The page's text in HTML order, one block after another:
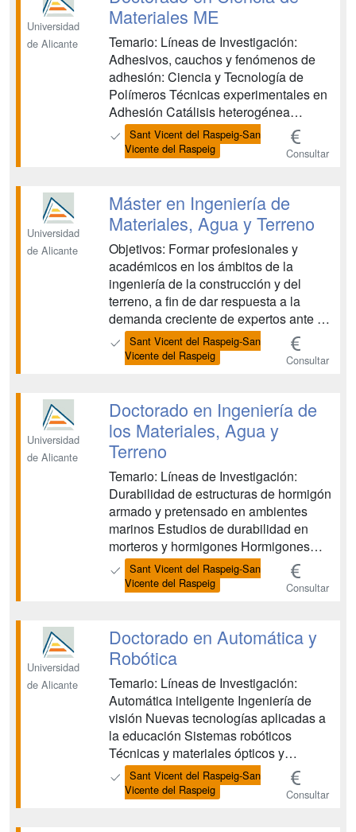
materiales engloba no solame...
Universidad
de Alicante
Materiales ME
Temario: Líneas de Investigación:
Adhesivos, cauchos y fenómenos de
adhesión: Ciencia y Tecnología de
Polímeros Técnicas experimentales en
Adhesión Catálisis heterogénea
Desarrollo de nuevas técnicas
analíticas basadas en nanopartículas
Descontaminación ambiental
Electroquímica de óxidos y
Fotoelectrónica ...
Sant Vicent del Raspeig-San
Vicente del Raspeig
Consultar
Universidad
de Alicante
Máster en Ingeniería de
Materiales, Agua y Terreno
Objetivos: Formar profesionales y
académicos en los ámbitos de la
ingeniería de la construcción y del
terreno, a fin de dar respuesta a la
demanda creciente de expertos ante el
aumento de la construcción de
infraestructuras y el interés por la
gestión ambiental de los recursos
estructuras. La formación de
profesiona...
Sant Vicent del Raspeig-San
Vicente del Raspeig
Consultar
Universidad
de Alicante
Doctorado en Ingeniería de
los Materiales, Agua y
Terreno
Temario: Líneas de Investigación:
Durabilidad de estructuras de hormigón
armado y pretensado en ambientes
marinos Estudios de durabilidad en
morteros y hormigones Hormigones
conductores multifuncionales
Hormigones ecológicos Ingreso y
transporte de iones a través del
terreno Los sistemas de información
geográfica y...
Sant Vicent del Raspeig-San
Vicente del Raspeig
Consultar
Universidad
de Alicante
Doctorado en Automática y
Robótica
Temario: Líneas de Investigación:
Automática inteligente Ingeniería de
visión Nuevas tecnologías aplicadas a
la educación Sistemas robóticos
Técnicas y materiales ópticos y
holográficos aplicados a las ciencias y
las tecnologías ...
Sant Vicent del Raspeig-San
Vicente del Raspeig
Consultar